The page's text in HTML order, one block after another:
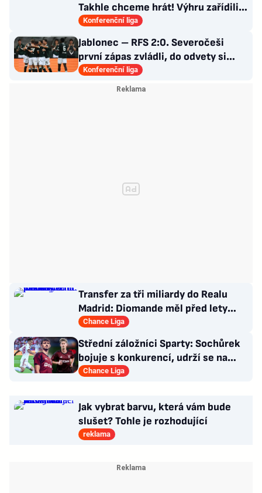
Takhle chceme hrát! Výhru zařídili
sváteční hlavičkáři
Konferenční liga
Jablonec – RFS 2:0. Severočeši
první zápas zvládli, do odvety si
vezou nadějný náskok
Konferenční liga
Transfer za tři miliardy do Realu
Madrid: Diomande měl před lety
působit v Česku!
Chance Liga
Střední záložníci Sparty: Sochůrek
bojuje s konkurencí, udrží se na
Letné Hollý?
Chance Liga
Jak vybrat barvu, která vám bude
slušet? Tohle je rozhodující
reklama